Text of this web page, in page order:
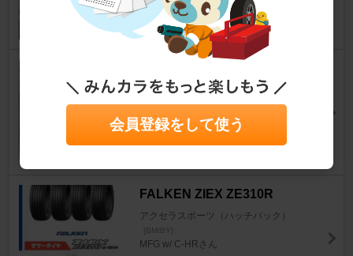
7
アクセラスポーツ（ハッチバック）
[BM/BY]
と～る☆UPDATEさん
FALKEN ZIEX ZE310R
アクセラスポーツ（ハッチバック）
[BM/BY]
MFG w/ C-HRさん
会員登録をして使う